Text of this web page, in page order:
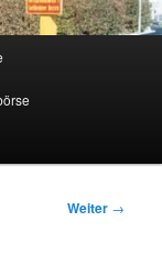
Weiter →